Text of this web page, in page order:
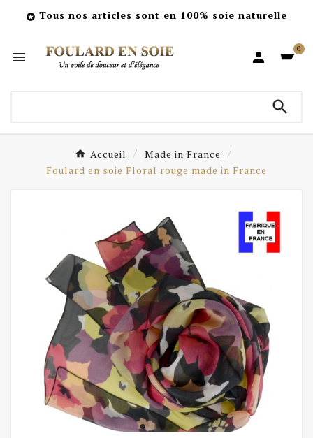
 Tous nos articles sont en 100% soie naturelle
 
0

Accueil
Made in France
Foulard en soie Floral rouge made in France